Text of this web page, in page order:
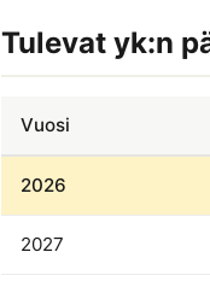
Tulevat yk:n
Vuosi
2026
2027